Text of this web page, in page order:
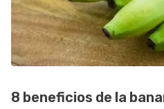
8 beneficios de la